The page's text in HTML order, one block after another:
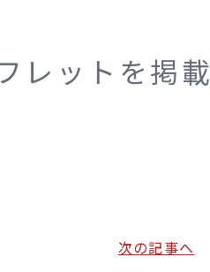
レットを掲載
次の記事へ